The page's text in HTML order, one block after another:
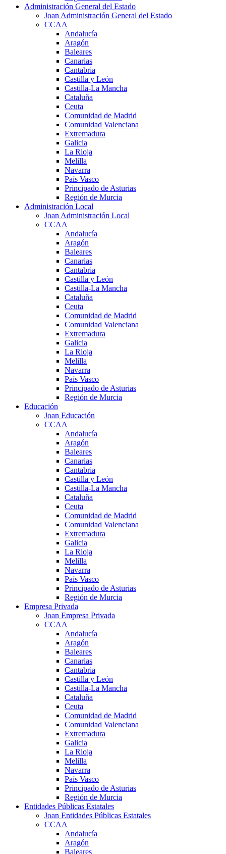
Administración General del Estado
Joan Administración General del Estado
CCAA
Andalucía
Aragón
Baleares
Canarias
Cantabria
Castilla y León
Castilla-La Mancha
Cataluña
Ceuta
Comunidad de Madrid
Comunidad Valenciana
Extremadura
Galicia
La Rioja
Melilla
Navarra
País Vasco
Principado de Asturias
Región de Murcia
Administración Local
Joan Administración Local
CCAA
Andalucía
Aragón
Baleares
Canarias
Cantabria
Castilla y León
Castilla-La Mancha
Cataluña
Ceuta
Comunidad de Madrid
Comunidad Valenciana
Extremadura
Galicia
La Rioja
Melilla
Navarra
País Vasco
Principado de Asturias
Región de Murcia
Educación
Joan Educación
CCAA
Andalucía
Aragón
Baleares
Canarias
Cantabria
Castilla y León
Castilla-La Mancha
Cataluña
Ceuta
Comunidad de Madrid
Comunidad Valenciana
Extremadura
Galicia
La Rioja
Melilla
Navarra
País Vasco
Principado de Asturias
Región de Murcia
Empresa Privada
Joan Empresa Privada
CCAA
Andalucía
Aragón
Baleares
Canarias
Cantabria
Castilla y León
Castilla-La Mancha
Cataluña
Ceuta
Comunidad de Madrid
Comunidad Valenciana
Extremadura
Galicia
La Rioja
Melilla
Navarra
País Vasco
Principado de Asturias
Región de Murcia
Entidades Públicas Estatales
Joan Entidades Públicas Estatales
CCAA
Andalucía
Aragón
Baleares